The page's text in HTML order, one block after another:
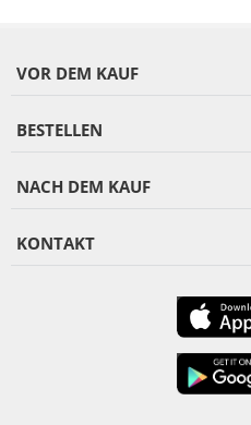
VOR DEM KAUF
BESTELLEN
NACH DEM KAUF
KONTAKT